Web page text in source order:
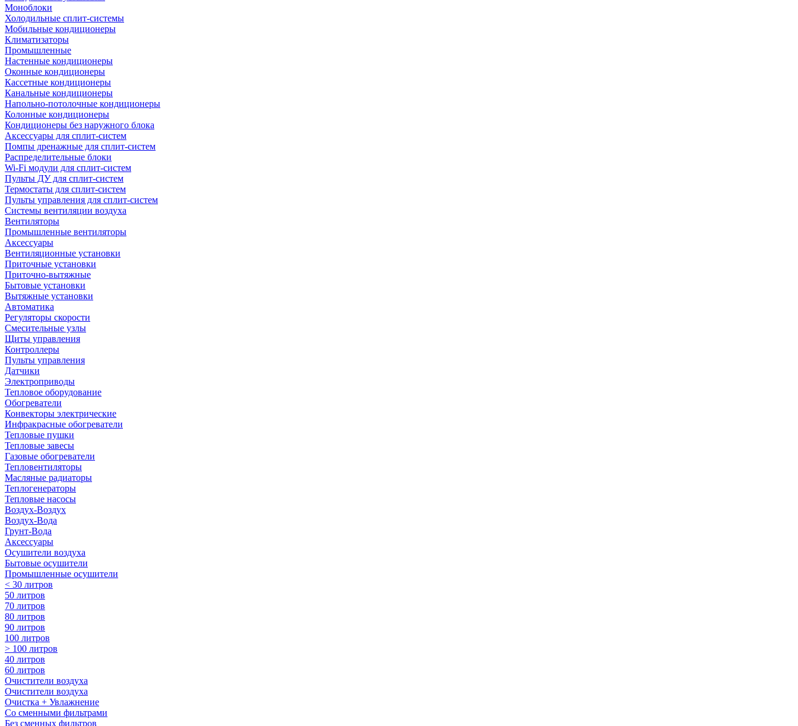
Моноблоки
Холодильные сплит-системы
Мобильные кондиционеры
Климатизаторы
Промышленные
Настенные кондиционеры
Оконные кондиционеры
Кассетные кондиционеры
Канальные кондиционеры
Напольно-потолочные кондиционеры
Колонные кондиционеры
Кондиционеры без наружного блока
Аксессуары для сплит-систем
Помпы дренажные для сплит-систем
Распределительные блоки
Wi-Fi модули для сплит-систем
Пульты ДУ для сплит-систем
Термостаты для сплит-систем
Пульты управления для сплит-систем
Системы вентиляции воздуха
Вентиляторы
Промышленные вентиляторы
Аксессуары
Вентиляционные установки
Приточные установки
Приточно-вытяжные
Бытовые установки
Вытяжные установки
Автоматика
Регуляторы скорости
Смесительные узлы
Щиты управления
Контроллеры
Пульты управления
Датчики
Электроприводы
Тепловое оборудование
Обогреватели
Конвекторы электрические
Инфракрасные обогреватели
Тепловые пушки
Тепловые завесы
Газовые обогреватели
Тепловентиляторы
Масляные радиаторы
Теплогенераторы
Тепловые насосы
Воздух-Воздух
Воздух-Вода
Грунт-Вода
Аксессуары
Осушители воздуха
Бытовые осушители
Промышленные осушители
< 30 литров
50 литров
70 литров
80 литров
90 литров
100 литров
> 100 литров
40 литров
60 литров
Очистители воздуха
Очистители воздуха
Очистка + Увлажнение
Cо сменными фильтрами
Без сменных фильтров